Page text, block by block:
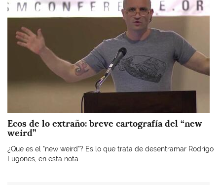
Ecos de lo extraño: breve cartografía del “new
weird”
¿Que es el "new weird"? Es lo que trata de desentramar Rodrigo
Lugones, en esta nota.